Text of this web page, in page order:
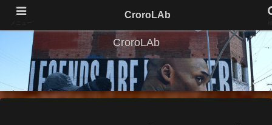
CroroLAb
CroroLAb